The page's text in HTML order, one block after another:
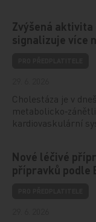
Zvýšená
signalizuje více
Cholestáza je v
kardiovaskulární
Nové léčivé
přípravků podle